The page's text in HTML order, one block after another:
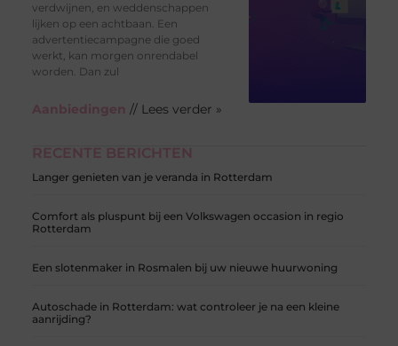
RECENTE BERICHTEN
Langer genieten van je veranda in Rotterdam
Comfort als pluspunt bij een Volkswagen occasion in regio
Rotterdam
Een slotenmaker in Rosmalen bij uw nieuwe huurwoning
Autoschade in Rotterdam: wat controleer je na een kleine
aanrijding?
verdwijnen, en weddenschappen
lijken op een achtbaan. Een
advertentiecampagne die goed
werkt, kan morgen onrendabel
worden. Dan zul
Aanbiedingen // Lees verder »